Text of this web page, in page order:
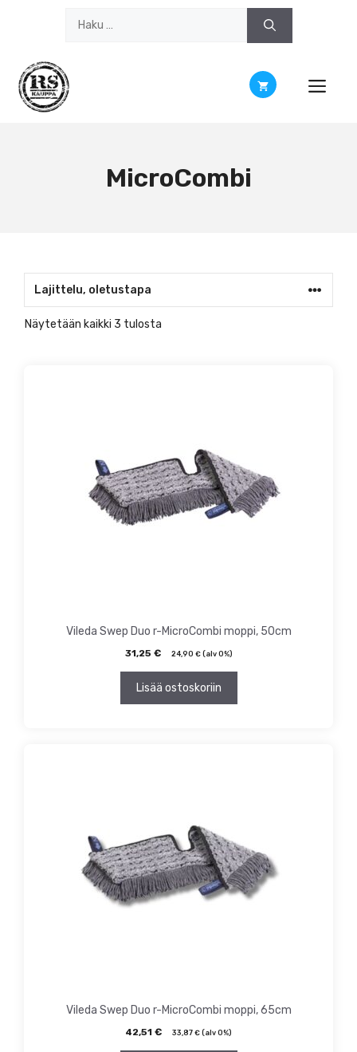
MicroCombi
Näytetään kaikki 3 tulosta
Vileda Swep Duo r-MicroCombi moppi, 50cm
31,25 € 24,90 €(alv 0%)
Lisää ostoskoriin
Vileda Swep Duo r-MicroCombi moppi, 65cm
42,51 € 33,87 € (alv 0%)